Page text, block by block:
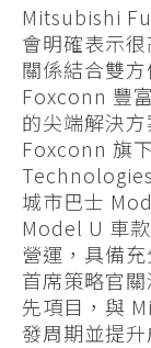
Mitsubishi
會明確表示
關係結合雙
Foxconn 豐
的尖端解決
Foxconn 旗
城市巴士
Model U 車
營運，具備
首席策略官
先項目，與
發周期並提升